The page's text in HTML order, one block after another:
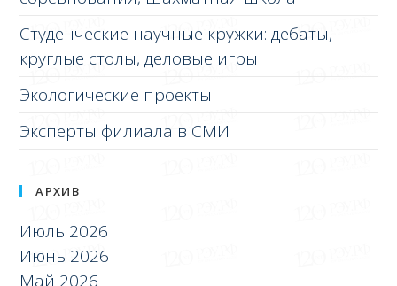
Студенческие научные кружки: дебаты,
круглые столы, деловые игры
Экологические проекты
Эксперты филиала в СМИ
АРХИВ
Июль 2026
Июнь 2026
Май 2026